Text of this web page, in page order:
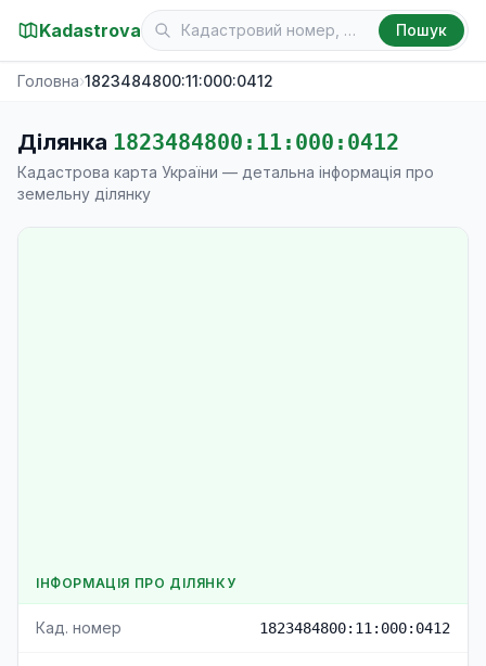
Kadastrova Пошук
Головна›1823484800:11:000:0412
Ділянка 1823484800:11:000:0412
Кадастрова карта України — детальна інформація про
земельну ділянку
ІНФОРМАЦІЯ ПРО ДІЛЯНКУ
Кад. номер 1823484800:11:000:0412